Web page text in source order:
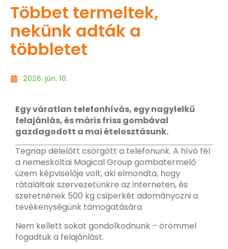
Többet termeltek,
nekünk adták a
többletet
2026. jún. 10.
Egy váratlan telefonhívás, egy nagylelkű
felajánlás, és máris friss gombával
gazdagodott a mai ételosztásunk.
Tegnap délelőtt csörgött a telefonunk. A hívó fél
a nemeskoltai Magical Group gombatermelő
üzem képviselője volt, aki elmondta, hogy
rátaláltak szervezetünkre az interneten, és
szeretnének 500 kg csiperkét adományozni a
tevékenységünk támogatására
Nem kellett sokat gondolkodnunk – örömmel
fogadtuk a felajánlást.